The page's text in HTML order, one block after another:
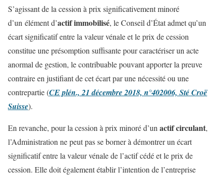
S’agissant de la cession à prix significativement minoré
d’un élément d’actif immobilisé, le Conseil d’État admet qu’un
écart significatif entre la valeur vénale et le prix de cession
constitue une présomption suffisante pour caractériser un acte
anormal de gestion, le contribuable pouvant apporter la preuve
contraire en justifiant de cet écart par une nécessité ou une
contrepartie (CE plén., 21 décembre 2018, n°402006, Sté Croë
Suisse).
En revanche, pour la cession à prix minoré d’un actif circulant,
l’Administration ne peut pas se borner à démontrer un écart
significatif entre la valeur vénale de l’actif cédé et le prix de
cession. Elle doit également établir l’intention de l’entreprise